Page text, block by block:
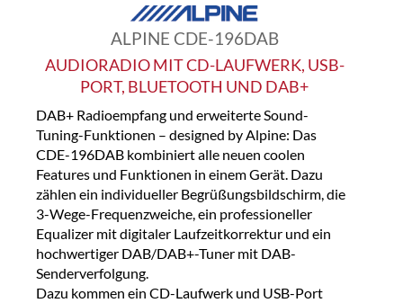
ALPINE CDE-196DAB
AUDIORADIO MIT CD-LAUFWERK, USB-
PORT, BLUETOOTH UND DAB+
DAB+ Radioempfang und erweiterte Sound-
Tuning-Funktionen – designed by Alpine: Das
CDE-196DAB kombiniert alle neuen coolen
Features und Funktionen in einem Gerät. Dazu
zählen ein individueller Begrüßungsbildschirm, die
3-Wege-Frequenzweiche, ein professioneller
Equalizer mit digitaler Laufzeitkorrektur und ein
hochwertiger DAB/DAB+-Tuner mit DAB-
Senderverfolgung.
Dazu kommen ein CD-Laufwerk und USB-Port